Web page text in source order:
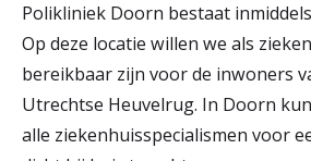
Polikliniek Doorn bestaat
Op deze locatie willen we als
bereikbaar zijn voor de inwoners
Utrechtse Heuvelrug. In Doorn
alle ziekenhuisspecialismen voor